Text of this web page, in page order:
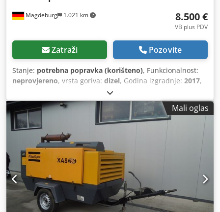
Magdeburg 1.021 km 8.500 €
VB plus PDV
Zatraži Pozovite
Stanje: potrebna popravka (korišteno), Funkcionalnost:
neprovjereno, vrsta goriva: dizel, Godina izgradnje: 2017,
Mali oglas